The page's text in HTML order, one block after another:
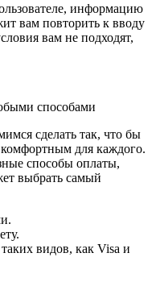
информацию
вам повторить к вводу
вам не подходят,
сделать так, что бы
для каждого.
способы оплаты,
выбрать самый
видов, как Visa и